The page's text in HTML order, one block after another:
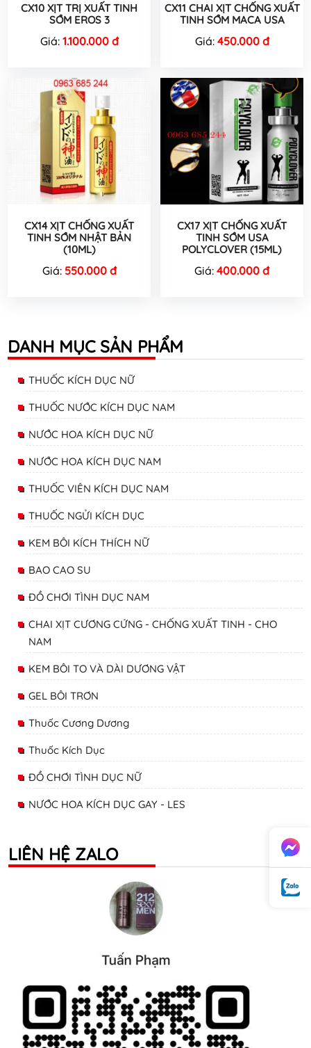
CX10 XỊT TRỊ XUẤT TINH
SỚM EROS 3
Giá: 1.100.000 đ
CX11 CHAI XỊT CHỐNG XUẤT
TINH SỚM MACA USA
Giá: 450.000 đ
CX14 XỊT CHỐNG XUẤT
TINH SỚM NHẬT BẢN
(10ML)
Giá: 550.000 đ
CX17 XỊT CHỐNG XUẤT
TINH SỚM USA
POLYCLOVER (15ML)
Giá: 400.000 đ
DANH MỤC SẢN PHẨM
THUỐC KÍCH DỤC NỮ
THUỐC NƯỚC KÍCH DỤC NAM
NƯỚC HOA KÍCH DỤC NỮ
NƯỚC HOA KÍCH DỤC NAM
THUỐC VIÊN KÍCH DỤC NAM
THUỐC NGỬI KÍCH DỤC
KEM BÔI KÍCH THÍCH NỮ
BAO CAO SU
ĐỒ CHƠI TÌNH DỤC NAM
CHAI XỊT CƯƠNG CỨNG - CHỐNG XUẤT TINH - CHO
NAM
KEM BÔI TO VÀ DÀI DƯƠNG VẬT
GEL BÔI TRƠN
Thuốc Cương Dương
Thuốc Kích Dục
ĐỒ CHƠI TÌNH DỤC NỮ
NƯỚC HOA KÍCH DỤC GAY - LES
LIÊN HỆ ZALO